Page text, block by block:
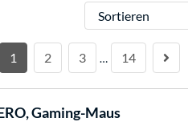
Sortieren
1 2 3 … 14
Gaming-Maus